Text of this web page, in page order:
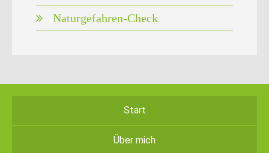
Naturgefahren-Check
Start
Über mich